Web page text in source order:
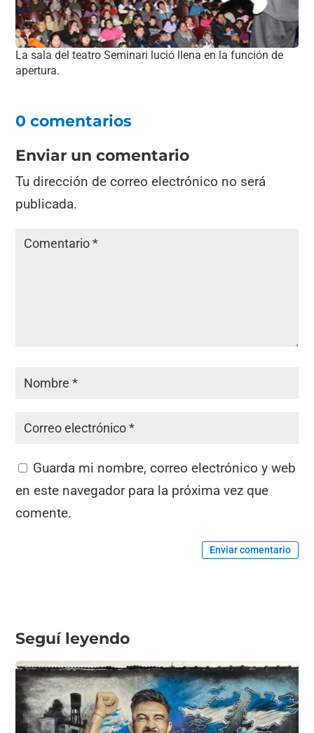
La sala del teatro Seminari lució llena en la función de
apertura.
0 comentarios
Enviar un comentario
Tu dirección de correo electrónico no será
publicada.
Guarda mi nombre, correo electrónico y web
en este navegador para la próxima vez que
comente.
Enviar comentario
Seguí leyendo